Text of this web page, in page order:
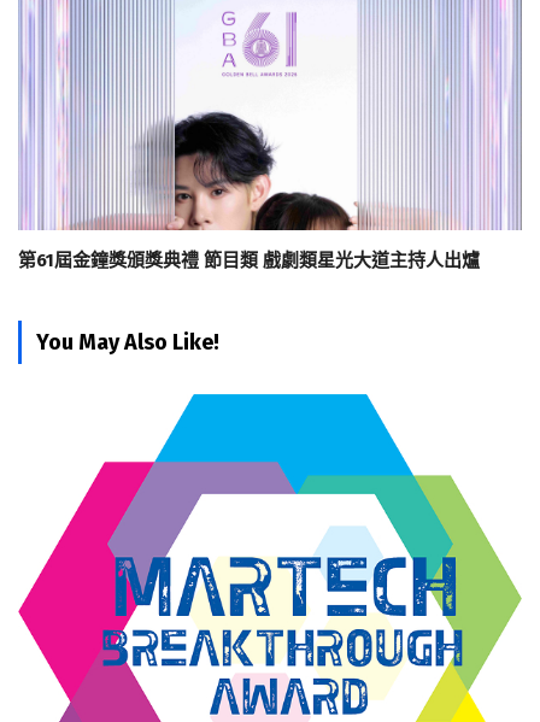
第61屆金鐘獎頒獎典禮 節目類 戲劇類星光大道主持人出爐
You May Also Like!